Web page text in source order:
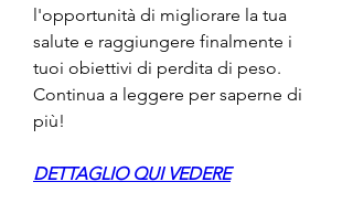
l'opportunità di migliorare la tua
salute e raggiungere finalmente i
tuoi obiettivi di perdita di peso.
Continua a leggere per saperne di
più!
DETTAGLIO QUI VEDERE